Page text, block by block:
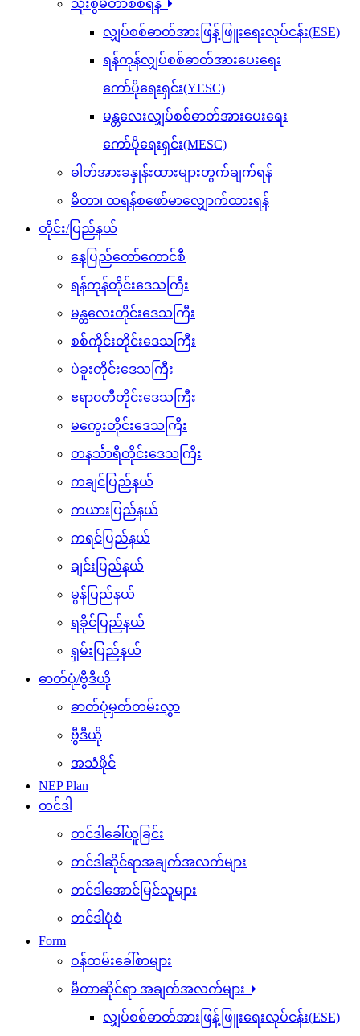
သုံးစွဲမီတာစစ်ရန်
လျှပ်စစ်ဓာတ်အားဖြန့်ဖြူးရေးလုပ်ငန်း(ESE)
ရန်ကုန်လျှပ်စစ်ဓာတ်အားပေးရေး
ကော်ပိုရေးရှင်း(YESC)
မန္တလေးလျှပ်စစ်ဓာတ်အားပေးရေး
ကော်ပိုရေးရှင်း(MESC)
ဓါတ်အားခနှုန်းထားများတွက်ချက်ရန်
မီတာ၊ ထရန်စဖော်မာလျှောက်ထားရန်
တိုင်း/ပြည်နယ်
နေပြည်တော်ကောင်စီ
ရန်ကုန်တိုင်းဒေသကြီး
မန္တလေးတိုင်းဒေသကြီး
စစ်ကိုင်းတိုင်းဒေသကြီး
ပဲခူးတိုင်းဒေသကြီး
ဧရာ၀တီတိုင်းဒေသကြီး
မကွေးတိုင်းဒေသကြီး
တနင်္သာရီတိုင်းဒေသကြီး
ကချင်ပြည်နယ်
ကယားပြည်နယ်
ကရင်ပြည်နယ်
ချင်းပြည်နယ်
မွန်ပြည်နယ်
ရခိုင်ပြည်နယ်
ရှမ်းပြည်နယ်
ဓာတ်ပုံ/ဗွီဒီယို
ဓာတ်ပုံမှတ်တမ်းလွှာ
ဗွီဒီယို
အသံဖိုင်
NEP Plan
တင်ဒါ
တင်ဒါခေါ်ယူခြင်း
တင်ဒါဆိုင်ရာအချက်အလက်များ
တင်ဒါအောင်မြင်သူများ
တင်ဒါပုံစံ
Form
ဝန်ထမ်းခေါ်စာများ
မီတာဆိုင်ရာ အချက်အလက်များ
လျှပ်စစ်ဓာတ်အားဖြန့်ဖြူးရေးလုပ်ငန်း(ESE)